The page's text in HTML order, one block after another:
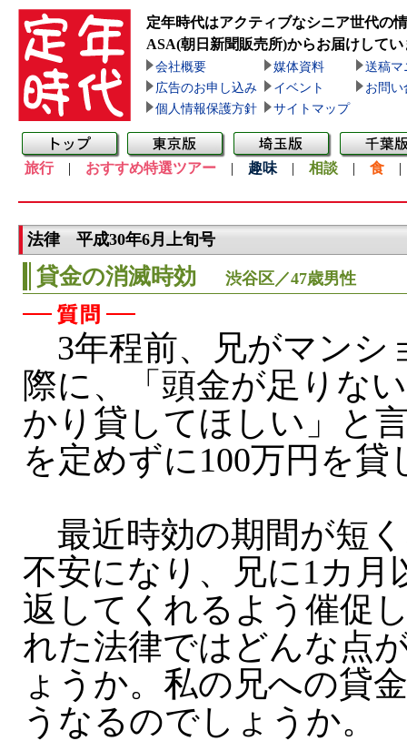
定年時代はアクティブなシニア世代の
ASA(朝日新聞販売所)からお届けしてい
会社概要 媒体資料
送稿マ
広告のお申し込み
イベント
お問い
個人情報保護方針
サイトマップ
旅行| おすすめ特選ツアー | 趣味 | 相談 | 食
法律 平成30年6月上旬号
貸金の消滅時効 渋谷区／47歳男性
3年程前、兄がマンシ
際に、「頭金が足りな
かり貸してほしい」と
を定めずに100万円を貸
最近時効の期間が短
不安になり、兄に1カ月
返してくれるよう催促
れた法律ではどんな点
ょうか。私の兄への貸
うなるのでしょうか。